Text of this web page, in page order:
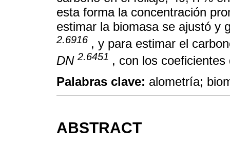
esta forma la concentración
estimar la biomasa se ajustó y
2.6916 , y para estimar el
DN 2.6451 , con los
Palabras clave: alometría;
ABSTRACT